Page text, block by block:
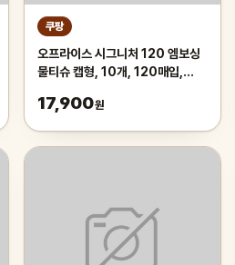
쿠팡
오프라이스 시그니처 120 엠보싱
물티슈 캡형, 10개, 120매입,
17,900원